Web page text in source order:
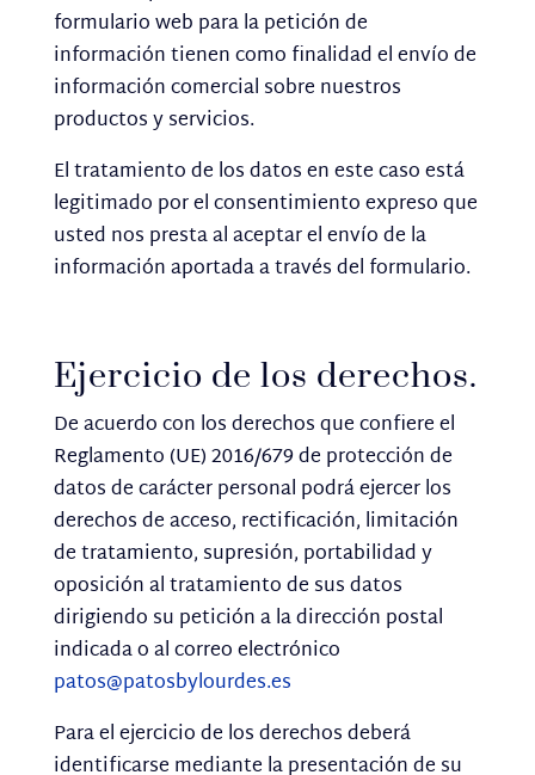
formulario web para la petición de
información tienen como finalidad el envío de
información comercial sobre nuestros
productos y servicios.
El tratamiento de los datos en este caso está
legitimado por el consentimiento expreso que
usted nos presta al aceptar el envío de la
información aportada a través del formulario.
Ejercicio de los derechos.
De acuerdo con los derechos que confiere el
Reglamento (UE) 2016/679 de protección de
datos de carácter personal podrá ejercer los
derechos de acceso, rectificación, limitación
de tratamiento, supresión, portabilidad y
oposición al tratamiento de sus datos
dirigiendo su petición a la dirección postal
indicada o al correo electrónico
patos@patosbylourdes.es
Para el ejercicio de los derechos deberá
identificarse mediante la presentación de su